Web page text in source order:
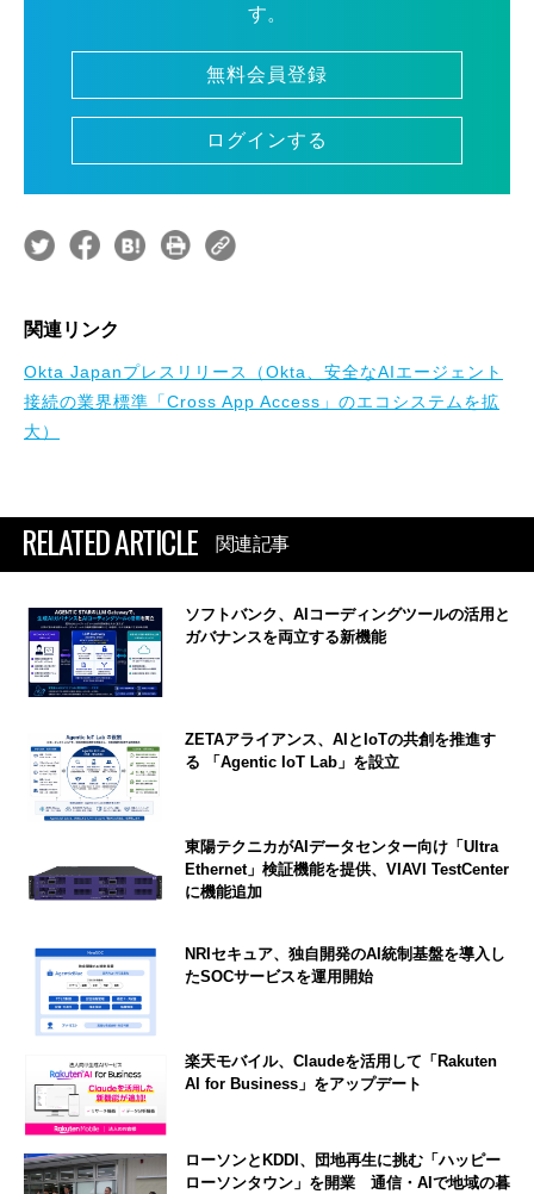
す。
無料会員登録
ログインする
関連リンク
Okta Japanプレスリリース（Okta、安全なAIエージェント
接続の業界標準「Cross App Access」のエコシステムを拡
大）
RELATED ARTICLE 関連記事
ソフトバンク、AIコーディングツールの活用と
ガバナンスを両立する新機能
ZETAアライアンス、AIとIoTの共創を推進す
る 「Agentic IoT Lab」を設立
東陽テクニカがAIデータセンター向け「Ultra
Ethernet」検証機能を提供、VIAVI TestCenter
に機能追加
NRIセキュア、独自開発のAI統制基盤を導入し
たSOCサービスを運用開始
楽天モバイル、Claudeを活用して「Rakuten
AI for Business」をアップデート
ローソンとKDDI、団地再生に挑む「ハッピー
ローソンタウン」を開業 通信・AIで地域の暮